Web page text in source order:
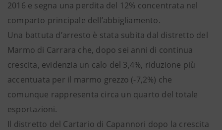
2016 e segna una perdita del 12% concentrata nel
comparto principale dell’abbigliamento.
Una battuta d’arresto è stata subita dal distretto del
Marmo di Carrara che, dopo sei anni di continua
crescita, evidenzia un calo del 3,4%, riduzione più
accentuata per il marmo grezzo (-7,2%) che
comunque rappresenta circa un quarto del totale
esportazioni.
Il distretto del Cartario di Capannori dopo la crescita